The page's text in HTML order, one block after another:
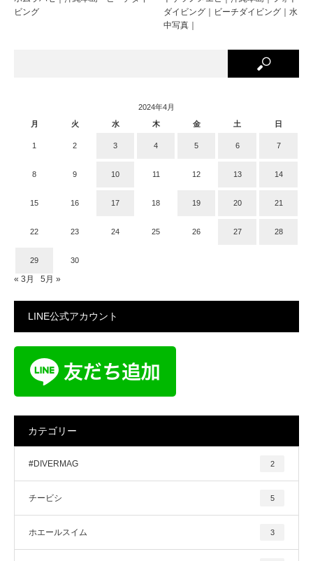
ビング
ダイビング｜ビーチダイビング｜水
中写真｜
2024年4月
月
火 水 木 金 土 日
1 2 3 4 5 6 7
8 9 10 11 12 13 14
15 16 17 18 19 20 21
22 23 24 25 26 27 28
29 30
« 3月 5月 »
LINE公式アカウント
カテゴリー
#DIVERMAG 2
チービシ 5
ホエールスイム 3